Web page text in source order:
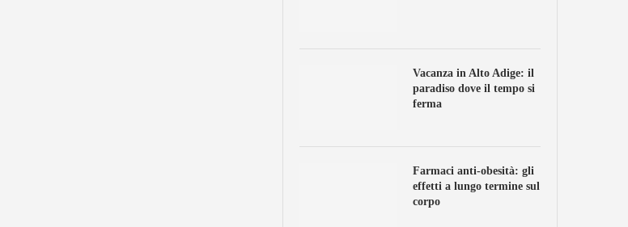
Vacanza in Alto Adige: il
paradiso dove il tempo si
ferma
Farmaci anti-obesità: gli
effetti a lungo termine sul
corpo